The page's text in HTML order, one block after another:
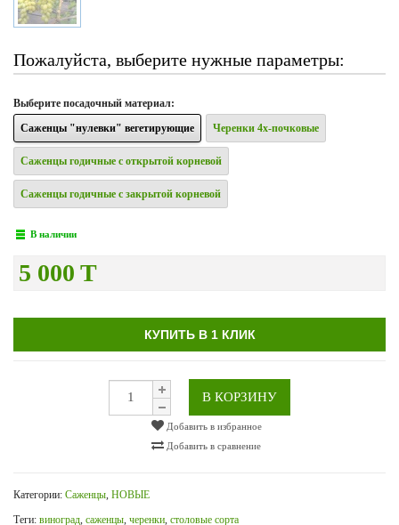
Пожалуйста, выберите нужные параметры:
Выберите посадочный материал:
Саженцы "нулевки" вегетирующие
Черенки 4х-почковые
Саженцы годичные с открытой корневой
Саженцы годичные с закрытой корневой
В наличии
5 000 T
КУПИТЬ В 1 КЛИК
В КОРЗИНУ
Добавить в избранное
Добавить в сравнение
Категории: Саженцы, НОВЫЕ
Теги: виноград, саженцы, черенки, столовые сорта